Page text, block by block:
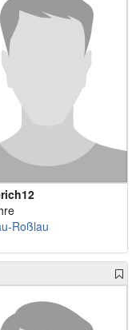
Roßlau